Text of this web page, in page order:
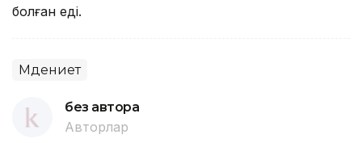
болған еді.
Мәдениет
без автора
Авторлар